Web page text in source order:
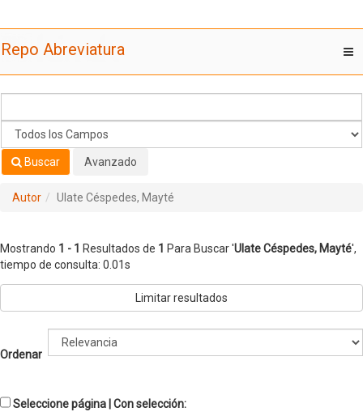
Repo Abreviatura
Buscar Avanzado
Autor Ulate Céspedes, Mayté
Mostrando 1 - 1 Resultados de 1 Para Buscar 'Ulate Céspedes, Mayté',
tiempo de consulta: 0.01s
Limitar resultados
Ordenar
Seleccione página | Con selección: